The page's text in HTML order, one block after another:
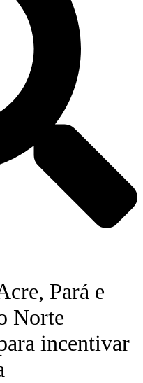
Pará e
Norte
incentivar